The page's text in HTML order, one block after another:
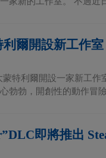
利爾開設新工作室
蒙特利爾開設一家新工
勃勃，開創性的動作冒
即將推出